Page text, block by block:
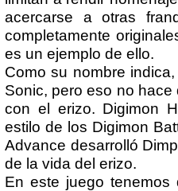
acercarse a otras
completamente
es un ejemplo de ello.
Como su nombre
Sonic, pero eso no
con el erizo. Digimon
estilo de los Digimon
Advance desarrolló
de la vida del erizo.
En este juego tenemos